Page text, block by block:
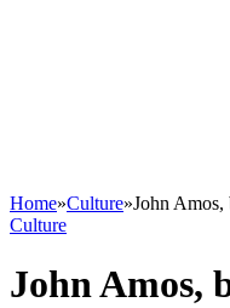
Home»Culture»John Amos,
Culture
John Amos,